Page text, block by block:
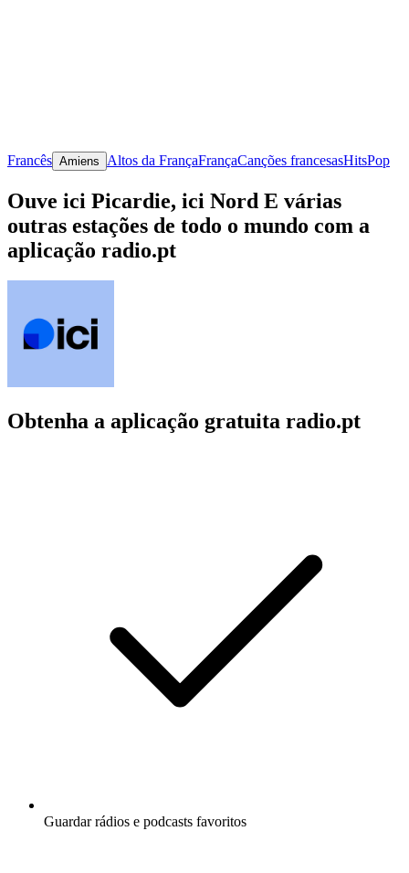
Francês Amiens Altos da FrançaFrançaCanções francesasHitsPop
Ouve ici Picardie, ici Nord E várias
outras estações de todo o mundo com a
aplicação radio.pt
Obtenha a aplicação gratuita radio.pt
Guardar rádios e podcasts favoritos